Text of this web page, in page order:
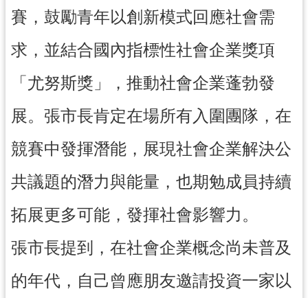
基
地
介
紹
關
連
結
府
訊
開
回
賽，鼓勵青年以創新模式回應社會需
求，並結合國內指標性社會企業獎項
「尤努斯獎」，推動社會企業蓬勃發
展。張市長肯定在場所有入圍團隊，在
競賽中發揮潛能，展現社會企業解決公
共議題的潛力與能量，也期勉成員持續
拓展更多可能，發揮社會影響力。
張市長提到，在社會企業概念尚未普及
的年代，自己曾應朋友邀請投資一家以